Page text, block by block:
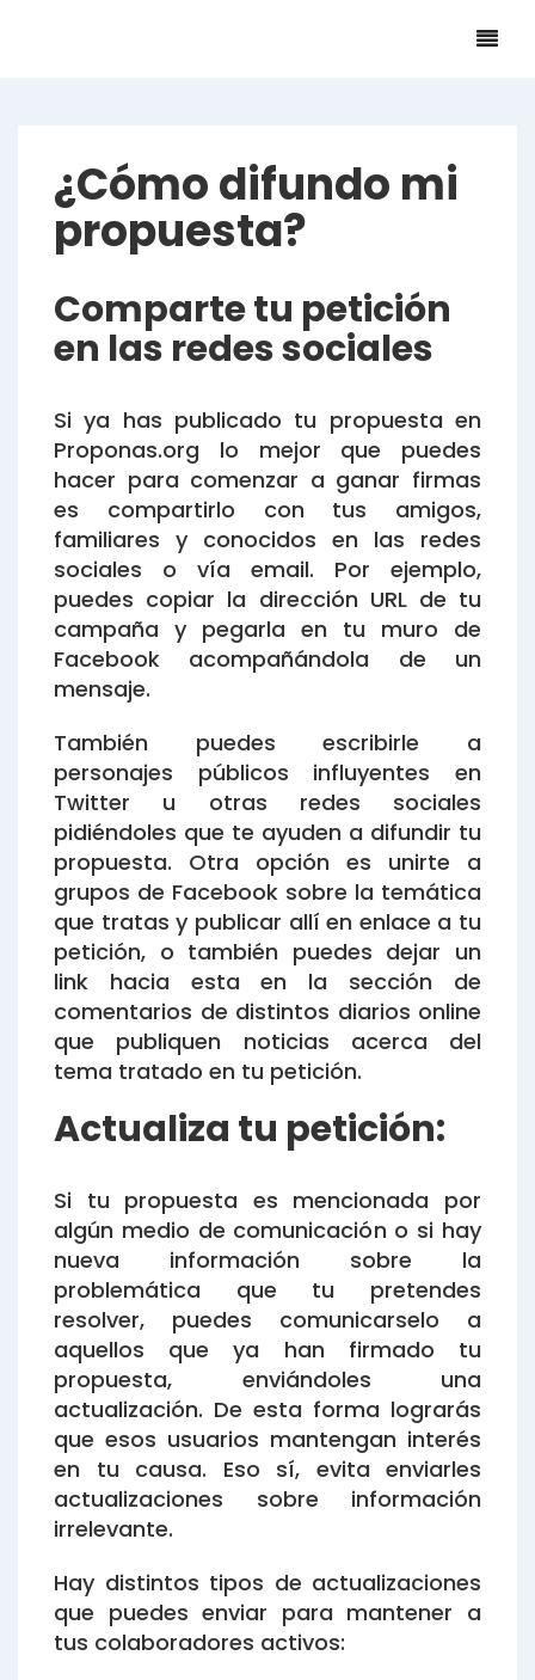
¿Cómo difundo mi
propuesta?
Comparte tu petición
en las redes sociales
Si ya has publicado tu propuesta en
Proponas.org lo mejor que puedes
hacer para comenzar a ganar firmas
es compartirlo con tus amigos,
familiares y conocidos en las redes
sociales o vía email. Por ejemplo,
puedes copiar la dirección URL de tu
campaña y pegarla en tu muro de
Facebook acompañándola de un
mensaje.
También puedes escribirle a
personajes públicos influyentes en
Twitter u otras redes sociales
pidiéndoles que te ayuden a difundir tu
propuesta. Otra opción es unirte a
grupos de Facebook sobre la temática
que tratas y publicar allí en enlace a tu
petición, o también puedes dejar un
link hacia esta en la sección de
comentarios de distintos diarios online
que publiquen noticias acerca del
tema tratado en tu petición.
Actualiza tu petición:
Si tu propuesta es mencionada por
algún medio de comunicación o si hay
nueva información sobre la
problemática que tu pretendes
resolver, puedes comunicarselo a
aquellos que ya han firmado tu
propuesta, enviándoles una
actualización. De esta forma lograrás
que esos usuarios mantengan interés
en tu causa. Eso sí, evita enviarles
actualizaciones sobre información
irrelevante.
Hay distintos tipos de actualizaciones
que puedes enviar para mantener a
tus colaboradores activos: